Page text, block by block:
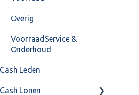
Overig
VoorraadService &
Onderhoud
Cash Leden
Cash Lonen